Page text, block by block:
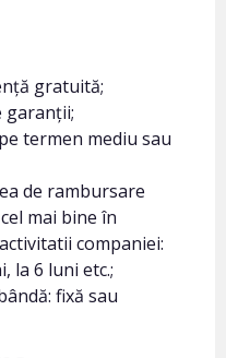
gratuită;
garanții;
termen mediu sau
de rambursare
mai bine în
companiei:
la 6 luni etc.;
fixă sau